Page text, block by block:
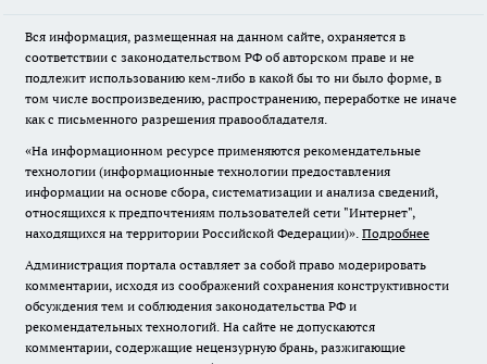
Вся информация, размещенная на данном сайте, охраняется в
соответствии с законодательством РФ об авторском праве и не
подлежит использованию кем-либо в какой бы то ни было форме, в
том числе воспроизведению, распространению, переработке не иначе
как с письменного разрешения правообладателя.
«На информационном ресурсе применяются рекомендательные
технологии (информационные технологии предоставления
информации на основе сбора, систематизации и анализа сведений,
относящихся к предпочтениям пользователей сети "Интернет",
находящихся на территории Российской Федерации)». Подробнее
Администрация портала оставляет за собой право модерировать
комментарии, исходя из соображений сохранения конструктивности
обсуждения тем и соблюдения законодательства РФ и
рекомендательных технологий. На сайте не допускаются
комментарии, содержащие нецензурную брань, разжигающие